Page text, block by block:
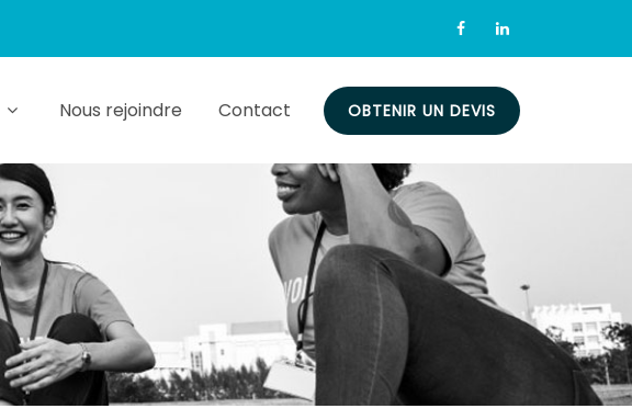
OBTENIR UN DEVIS
Nous rejoindre Contact